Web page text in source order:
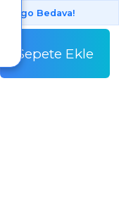
Kargo Bedava!
Sepete Ekle